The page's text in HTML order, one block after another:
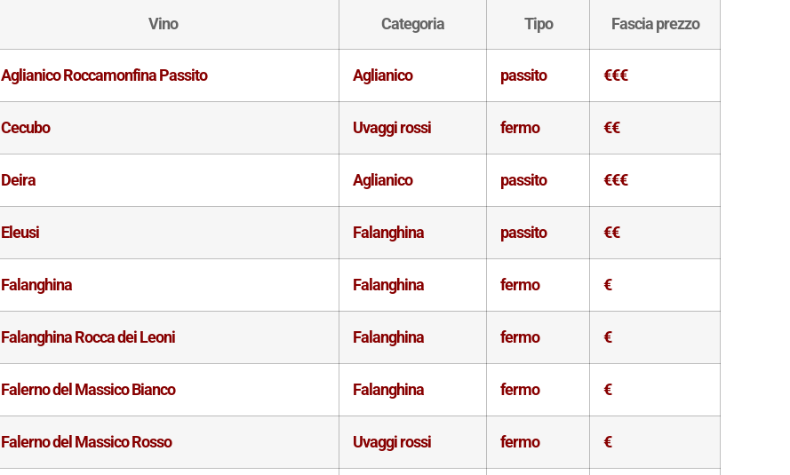
Vino Categoria Tipo Fascia prezzo
Aglianico Roccamonfina Passito Aglianico passito €€€
Cecubo Uvaggi rossi fermo €€
Deira Aglianico passito €€€
Eleusi Falanghina passito €€
Falanghina Falanghina fermo €
Falanghina Rocca dei Leoni Falanghina fermo €
Falerno del Massico Bianco Falanghina fermo €
Falerno del Massico Rosso Uvaggi rossi fermo €